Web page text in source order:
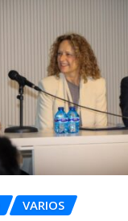
VARIOS